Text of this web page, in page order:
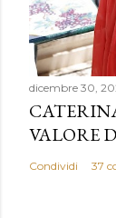
dicembre 30,
VALORE
Condividi 37